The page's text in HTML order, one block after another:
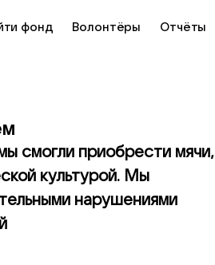
фонд Волонтёры Отчёты
смогли приобрести мячи,
культурой. Мы
нарушениями